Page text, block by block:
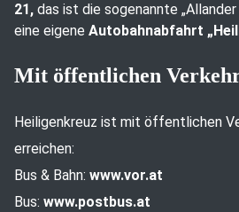
21, das ist die sogenannte „Allander
eine eigene Autobahnabfahrt
Mit öffentlichen
Heiligenkreuz ist mit öffentlichen
erreichen:
Bus & Bahn: www.vor.at
Bus: www.postbus.at